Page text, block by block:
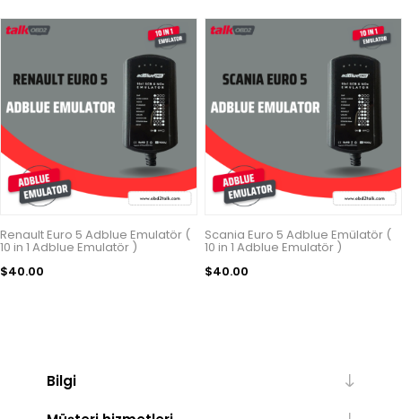
Renault Euro 5 Adblue Emulatör (
10 in 1 Adblue Emulatör )
$40.00
Scania Euro 5 Adblue Emülatör (
10 in 1 Adblue Emulatör )
$40.00
Bilgi